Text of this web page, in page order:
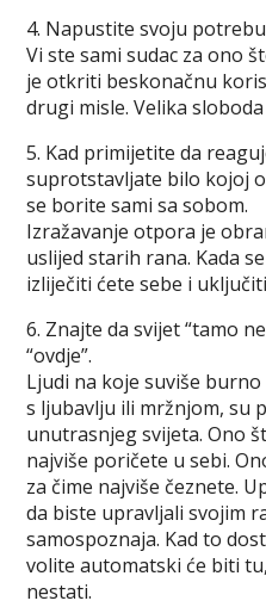
4. Napustite svoju
Vi ste sami sudac za ono
je otkriti beskonačnu
drugi misle. Velika
5. Kad primijetite da
suprotstavljate bilo kojoj
se borite sami sa sobom.
Izražavanje otpora je
uslijed starih rana. Kada
izliječiti ćete sebe i
6. Znajte da svijet “tamo
“ovdje”.
Ljudi na koje suviše
s ljubavlju ili mržnjom, su
unutrasnjeg svijeta. Ono
najviše poričete u sebi.
za čime najviše čeznete.
da biste upravljali svojim
samospoznaja. Kad to
volite automatski će biti
nestati.